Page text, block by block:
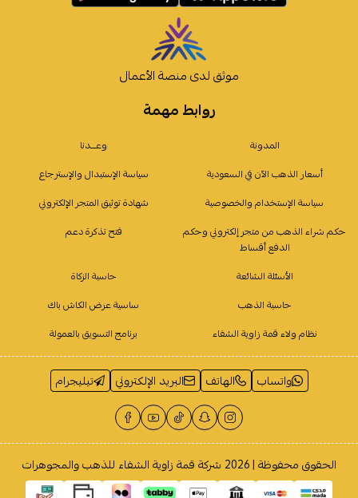
روابط مهمة
المدونة
وعـــدنا
أسعار الذهب الآن في السعودية
سياسة الإستبدال والإسترجاع
سياسة الإستخدام والخصوصية
شهادة توثيق المتجر الإلكتروني
حكم شراء الذهب من متجر إلكتروني وحكم
الدفع أقساط
فتح تذكرة دعم
الأسئلة الشائعة
حاسبة الزكاة
حاسبة الذهب
ساسية عرض الكاش باك
نظام ولاء قمة زاوية الشفاء
برنامج التسويق بالعمولة
موثق لدى منصة الأعمال
واتساب الهاتف البريد الإلكتروني تيليجرام
الحقوق محفوظة | 2026 شركة قمة زاوية الشفاء للذهب والمجوهرات